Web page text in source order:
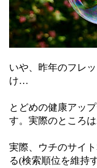
いや、昨年のフレ
け…
とどめの健康アッ
す。実際のところは
実際、ウチのサイ
る(検索順位を維持